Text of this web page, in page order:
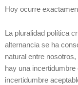
Hoy ocurre
La pluralidad política
alternancia se ha
natural entre
hay una
incertidumbre